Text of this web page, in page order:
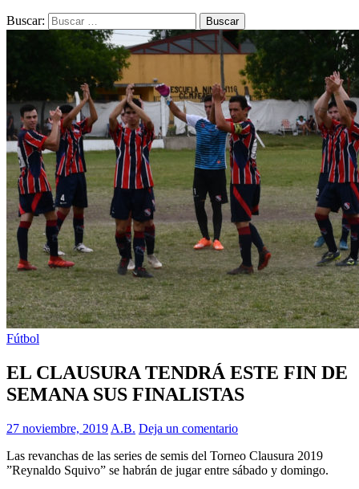
Buscar:
Fútbol
EL CLAUSURA TENDRÁ ESTE FIN DE
SEMANA SUS FINALISTAS
27 noviembre, 2019 A.B. Deja un comentario
Las revanchas de las series de semis del Torneo Clausura 2019
”Reynaldo Squivo” se habrán de jugar entre sábado y domingo.